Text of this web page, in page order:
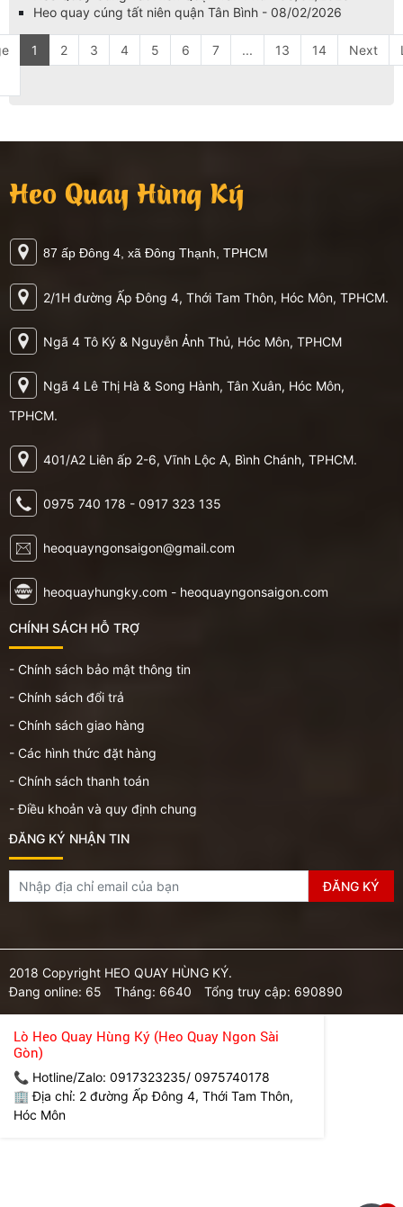
Heo quay cúng tất niên quận Tân Bình - 08/02/2026
1 2 3 4 5 6 7 ... 13 14 Next
Heo Quay Hùng Ký
87 ấp Đông 4, xã Đông Thạnh, TPHCM
2/1H đường Ấp Đông 4, Thới Tam Thôn, Hóc Môn, TPHCM.
Ngã 4 Tô Ký & Nguyễn Ảnh Thủ, Hóc Môn, TPHCM
Ngã 4 Lê Thị Hà & Song Hành, Tân Xuân, Hóc Môn,
TPHCM.
401/A2 Liên ấp 2-6, Vĩnh Lộc A, Bình Chánh, TPHCM.
0975 740 178 - 0917 323 135
heoquayngonsaigon@gmail.com
heoquayhungky.com - heoquayngonsaigon.com
CHÍNH SÁCH HỖ TRỢ
- Chính sách bảo mật thông tin
- Chính sách đổi trả
- Chính sách giao hàng
- Các hình thức đặt hàng
- Chính sách thanh toán
- Điều khoản và quy định chung
ĐĂNG KÝ NHẬN TIN
2018 Copyright HEO QUAY HÙNG KÝ.
Đang online: 65
Tháng: 6640 Tổng truy cập: 690890
Lò Heo Quay Hùng Ký (Heo Quay Ngon Sài
Gòn)
📞 Hotline/Zalo: 0917323235/ 0975740178
🏢 Địa chỉ: 2 đường Ấp Đông 4, Thới Tam Thôn,
Hóc Môn